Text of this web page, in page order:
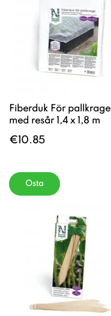
Fiberduk För pallkrage
med resår 1,4 x 1,8 m
€10.85
Osta